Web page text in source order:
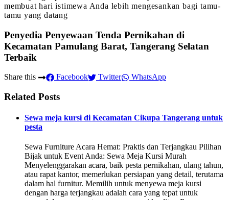
membuat hari istimewa Anda lebih mengesankan bagi tamu-
tamu yang datang
Penyedia Penyewaan Tenda Pernikahan di
Kecamatan Pamulang Barat, Tangerang Selatan
Terbaik
Share this Facebook Twitter WhatsApp
Related Posts
Sewa meja kursi di Kecamatan Cikupa Tangerang untuk
pesta
Sewa Furniture Acara Hemat: Praktis dan Terjangkau Pilihan
Bijak untuk Event Anda: Sewa Meja Kursi Murah
Menyelenggarakan acara, baik pesta pernikahan, ulang tahun,
atau rapat kantor, memerlukan persiapan yang detail, terutama
dalam hal furnitur. Memilih untuk menyewa meja kursi
dengan harga terjangkau adalah cara yang tepat untuk